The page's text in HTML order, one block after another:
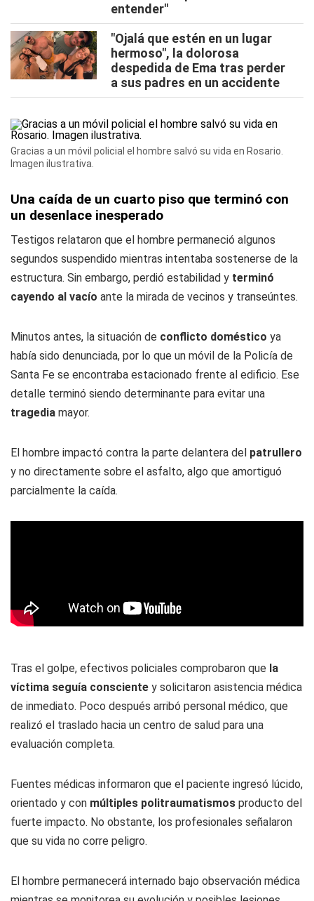
entender"
"Ojalá que estén en un lugar
hermoso", la dolorosa
despedida de Ema tras perder
a sus padres en un accidente
Gracias a un móvil policial el hombre salvó su vida en Rosario.
Imagen ilustrativa.
Una caída de un cuarto piso que terminó con
un desenlace inesperado
Testigos relataron que el hombre permaneció algunos
segundos suspendido mientras intentaba sostenerse de la
estructura. Sin embargo, perdió estabilidad y terminó
cayendo al vacío ante la mirada de vecinos y transeúntes.
Minutos antes, la situación de conflicto doméstico ya
había sido denunciada, por lo que un móvil de la Policía de
Santa Fe se encontraba estacionado frente al edificio. Ese
detalle terminó siendo determinante para evitar una
tragedia mayor.
El hombre impactó contra la parte delantera del patrullero
y no directamente sobre el asfalto, algo que amortiguó
parcialmente la caída.
Tras el golpe, efectivos policiales comprobaron que la
víctima seguía consciente y solicitaron asistencia médica
de inmediato. Poco después arribó personal médico, que
realizó el traslado hacia un centro de salud para una
evaluación completa.
Fuentes médicas informaron que el paciente ingresó lúcido,
orientado y con múltiples politraumatismos producto del
fuerte impacto. No obstante, los profesionales señalaron
que su vida no corre peligro.
El hombre permanecerá internado bajo observación médica